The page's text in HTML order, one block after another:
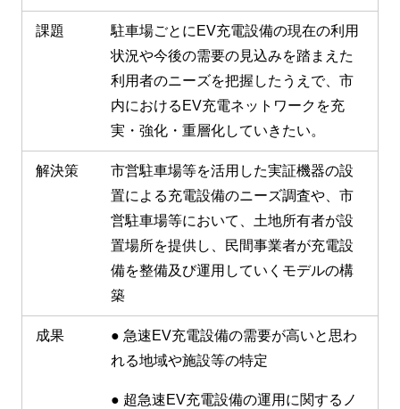
課題
駐車場ごとにEV充電設備の現在の利用
状況や今後の需要の見込みを踏まえた
利用者のニーズを把握したうえで、市
内におけるEV充電ネットワークを充
実・強化・重層化していきたい。
解決策
市営駐車場等を活用した実証機器の設
置による充電設備のニーズ調査や、市
営駐車場等において、土地所有者が設
置場所を提供し、民間事業者が充電設
備を整備及び運用していくモデルの構
築
成果
● 急速EV充電設備の需要が高いと思わ
れる地域や施設等の特定
● 超急速EV充電設備の運用に関するノ